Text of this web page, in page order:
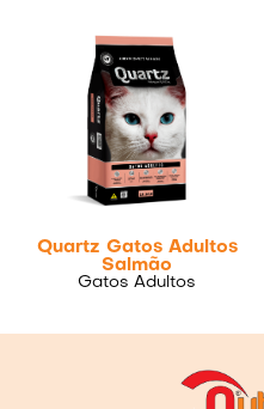
Quartz Gatos Adultos
Salmão
Gatos Adultos